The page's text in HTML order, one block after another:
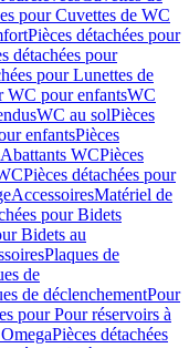
pour Cuvettes de WC
Pièces détachées pour
détachées pour
pour Lunettes de
WC pour enfantsWC
WC au solPièces
enfantsPièces
Abattants WCPièces
Pièces détachées pour
AccessoiresMatériel de
pour Bidets
Bidets au
Plaques de
de
de déclenchementPour
pour Pour réservoirs à
Pièces détachées